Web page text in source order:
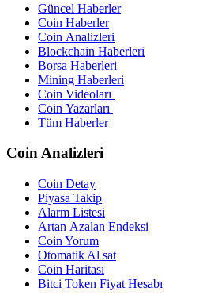
Güncel Haberler
Coin Haberler
Coin Analizleri
Blockchain Haberleri
Borsa Haberleri
Mining Haberleri
Coin Videoları
Coin Yazarları
Tüm Haberler
Coin Analizleri
Coin Detay
Piyasa Takip
Alarm Listesi
Artan Azalan Endeksi
Coin Yorum
Otomatik Al sat
Coin Haritası
Bitci Token Fiyat Hesabı